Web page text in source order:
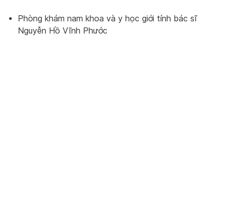
Phòng khám nam khoa và y học giới tính bác sĩ
Nguyễn Hồ Vĩnh Phước